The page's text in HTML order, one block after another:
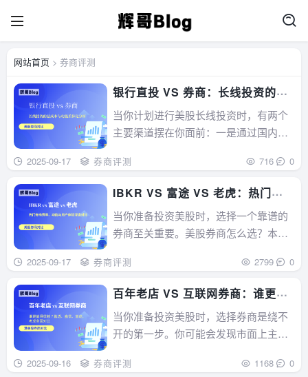
网站首页 > 券商评测
银行直投 VS 券商：长线投资的总
成本与功能差异化分析
当你计划进行美股长线投资时，有两个
主要渠道摆在你面前：一是通过国内银
商（如富途、盈透）开户。你可能认
为，既然都是投资美股，为什么不直接
用国内银行呢？这两种方式到底有哪些
不同？哪一种更适合我这种只想长期持
有、不爱折腾的...
2025-09-17 券商评测 716 0
IBKR VS 富途 VS 老虎：热门券
商费率、功能与用户体验深度对比
当你准备投资美股时，选择一个靠谱的
券商至关重要。美股券商怎么选？本文
对比盈透证券、富途证券和老虎证券。
全面分析三家券商的优劣，助你选出最
适合自己的美股券商。...
2025-09-17 券商评测 2799 0
百年老店 VS 互联网券商：谁更值
得信赖？盈透、嘉信、富途、老虎
全面对比
当你准备投资美股时，选择券商是绕不
开的第一步。你可能会发现市面上主要
（Interactive Brokers）和嘉信理财（Ch
2025-09-16 券商评测 1168 0